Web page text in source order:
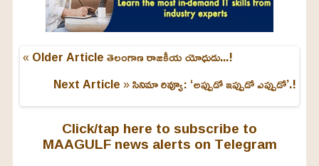
« Older Articleతెలంగాణ రాజకీయ యోధుడు...!
Next Article »సినిమా రివ్యూ: ‘అప్పుడో ఇప్పుడో ఎప్పుడో’.!
Click/tap here to subscribe to
MAAGULF news alerts on Telegram